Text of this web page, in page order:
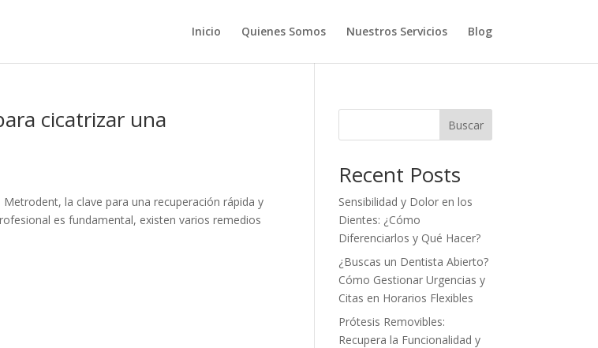
Inicio Quienes Somos Nuestros Servicios Blog
cicatrizar una
la clave para una recuperación rápida y
es fundamental, existen varios remedios
Buscar
Recent Posts
Sensibilidad y Dolor en los
Dientes: ¿Cómo
Diferenciarlos y Qué Hacer?
¿Buscas un Dentista Abierto?
Cómo Gestionar Urgencias y
Citas en Horarios Flexibles
Prótesis Removibles:
Recupera la Funcionalidad y